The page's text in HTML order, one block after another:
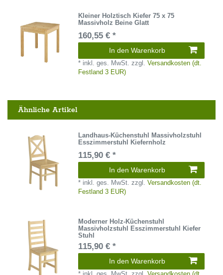
Kleiner Holztisch Kiefer 75 x 75
Massivholz Beine Glatt
160,55 € *
In den Warenkorb
* inkl. ges. MwSt. zzgl.Versandkosten (dt.
Festland 3 EUR)
Ähnliche Artikel
Landhaus-Küchenstuhl Massivholzstuhl
Esszimmerstuhl Kiefernholz
115,90 € *
In den Warenkorb
* inkl. ges. MwSt. zzgl.Versandkosten (dt.
Festland 3 EUR)
Moderner Holz-Küchenstuhl
Massivholzstuhl Esszimmerstuhl Kiefer
Stuhl
115,90 € *
In den Warenkorb